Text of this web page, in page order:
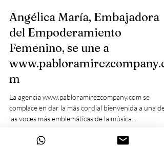
Angélica María, Embajadora
del Empoderamiento
Femenino, se une a
m
La agencia www.pabloramirezcompany.com se
complace en dar la más cordial bienvenida a una de
las voces más emblemáticas de la música...